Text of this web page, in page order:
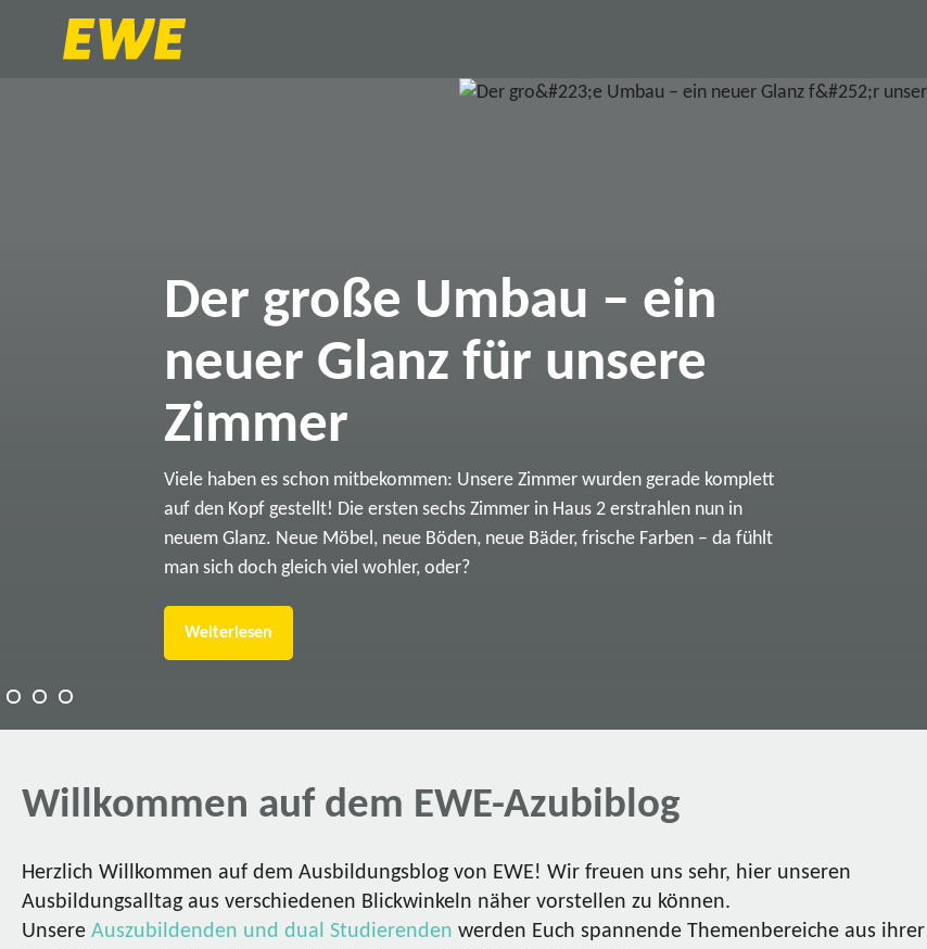
Der große Umbau – ein
neuer Glanz für unsere
Zimmer
Viele haben es schon mitbekommen: Unsere Zimmer wurden gerade komplett
auf den Kopf gestellt! Die ersten sechs Zimmer in Haus 2 erstrahlen nun in
neuem Glanz. Neue Möbel, neue Böden, neue Bäder, frische Farben – da fühlt
man sich doch gleich viel wohler, oder?
Weiterlesen
Willkommen auf dem EWE-Azubiblog
Herzlich Willkommen auf dem Ausbildungsblog von EWE! Wir freuen uns sehr, hier unseren
Ausbildungsalltag aus verschiedenen Blickwinkeln näher vorstellen zu können.
Unsere Auszubildenden und dual Studierenden werden Euch spannende Themenbereiche aus ihrer